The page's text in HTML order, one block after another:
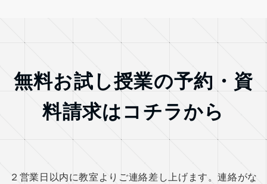
無料お試し授業の予約・資
料請求はコチラから
２営業日以内に教室よりご連絡差し上げます。連絡がな